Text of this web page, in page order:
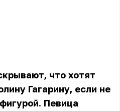
что хотят
Гагарину, если не
Певица